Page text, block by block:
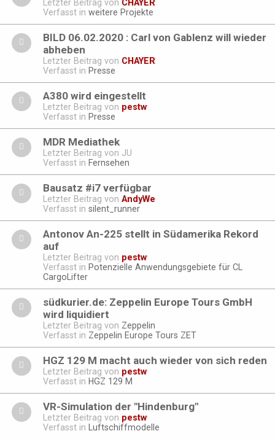
Letzter Beitrag von CHAYER
Verfasst in weitere Projekte
BILD 06.02.2020 : Carl von Gablenz will wieder
abheben
Letzter Beitrag von CHAYER
Verfasst in Presse
A380 wird eingestellt
Letzter Beitrag von pestw
Verfasst in Presse
MDR Mediathek
Letzter Beitrag von JU
Verfasst in Fernsehen
Bausatz #i7 verfügbar
Letzter Beitrag von AndyWe
Verfasst in silent_runner
Antonov An-225 stellt in Südamerika Rekord
auf
Letzter Beitrag von pestw
Verfasst in Potenzielle Anwendungsgebiete für CL
CargoLifter
südkurier.de: Zeppelin Europe Tours GmbH
wird liquidiert
Letzter Beitrag von Zeppelin
Verfasst in Zeppelin Europe Tours ZET
HGZ 129 M macht auch wieder von sich reden
Letzter Beitrag von pestw
Verfasst in HGZ 129 M
VR-Simulation der "Hindenburg"
Letzter Beitrag von pestw
Verfasst in
Luftschiffmodelle